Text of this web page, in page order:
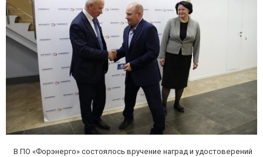
В ПО «Форэнерго» состоялось вручение наград и удостоверений